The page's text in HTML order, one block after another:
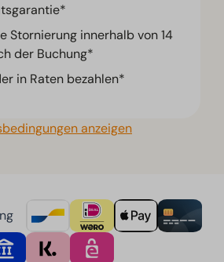
Stornierung innerhalb von 14
der Buchung*
in Raten bezahlen*
anzeigen